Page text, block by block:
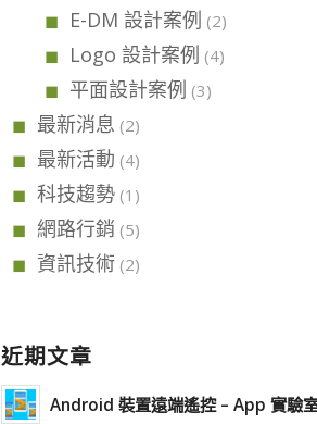
E-DM 設計案例 (2)
Logo 設計案例 (4)
平面設計案例 (3)
最新消息 (2)
最新活動 (4)
科技趨勢 (1)
網路行銷 (5)
資訊技術 (2)
近期文章
Android 裝置遠端遙控 – App 實驗